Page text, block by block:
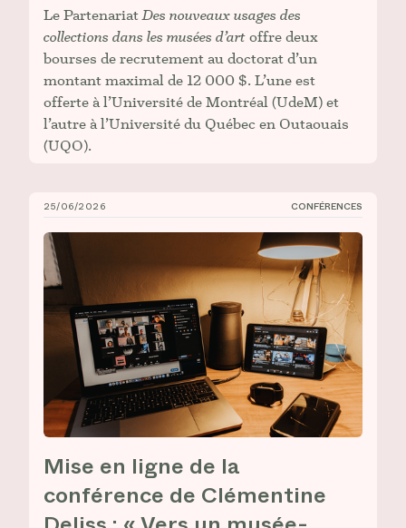
Le PartenariatDes nouveaux usages des
collections dans les musées d’art offre deux
bourses de recrutement au doctorat d’un
montant maximal de 12 000 $. L’une est
offerte à l’Université de Montréal (UdeM) et
l’autre à l’Université du Québec en Outaouais
(UQO).
Mise en ligne de la conférence de Clémentine Deliss
25/06/2026 CONFÉRENCES
Mise en ligne de la
conférence de Clémentine